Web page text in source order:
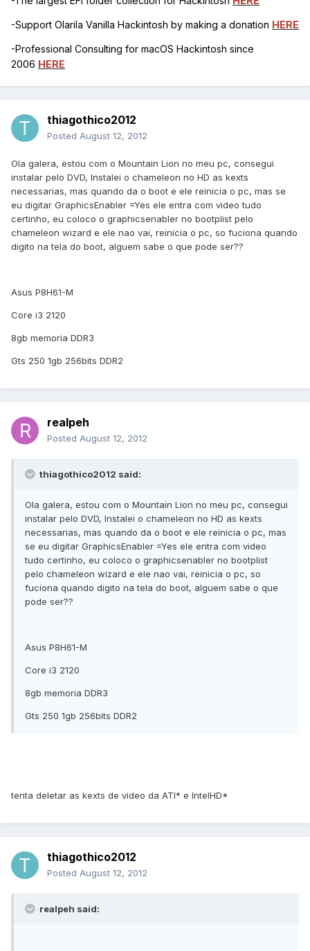
-Support Olarila Vanilla Hackintosh by making a donation HERE
-Professional Consulting for macOS Hackintosh since
2006 HERE
thiagothico2012
Posted August 12, 2012
Ola galera, estou com o Mountain Lion no meu pc, consegui
instalar pelo DVD, Instalei o chameleon no HD as kexts
necessarias, mas quando da o boot e ele reinicia o pc, mas se
eu digitar GraphicsEnabler =Yes ele entra com video tudo
certinho, eu coloco o graphicsenabler no bootplist pelo
chameleon wizard e ele nao vai, reinicia o pc, so fuciona quando
digito na tela do boot, alguem sabe o que pode ser??
Asus P8H61-M
Core i3 2120
8gb memoria DDR3
Gts 250 1gb 256bits DDR2
realpeh
Posted August 12, 2012
thiagothico2012 said:
Ola galera, estou com o Mountain Lion no meu pc, consegui
instalar pelo DVD, Instalei o chameleon no HD as kexts
necessarias, mas quando da o boot e ele reinicia o pc, mas
se eu digitar GraphicsEnabler =Yes ele entra com video
tudo certinho, eu coloco o graphicsenabler no bootplist
pelo chameleon wizard e ele nao vai, reinicia o pc, so
fuciona quando digito na tela do boot, alguem sabe o que
pode ser??
Asus P8H61-M
Core i3 2120
8gb memoria DDR3
Gts 250 1gb 256bits DDR2
tenta deletar as kexts de video da ATI* e IntelHD*
thiagothico2012
Posted August 12, 2012
realpeh said: